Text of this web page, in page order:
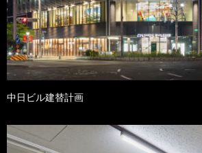
中日ビル建替計画